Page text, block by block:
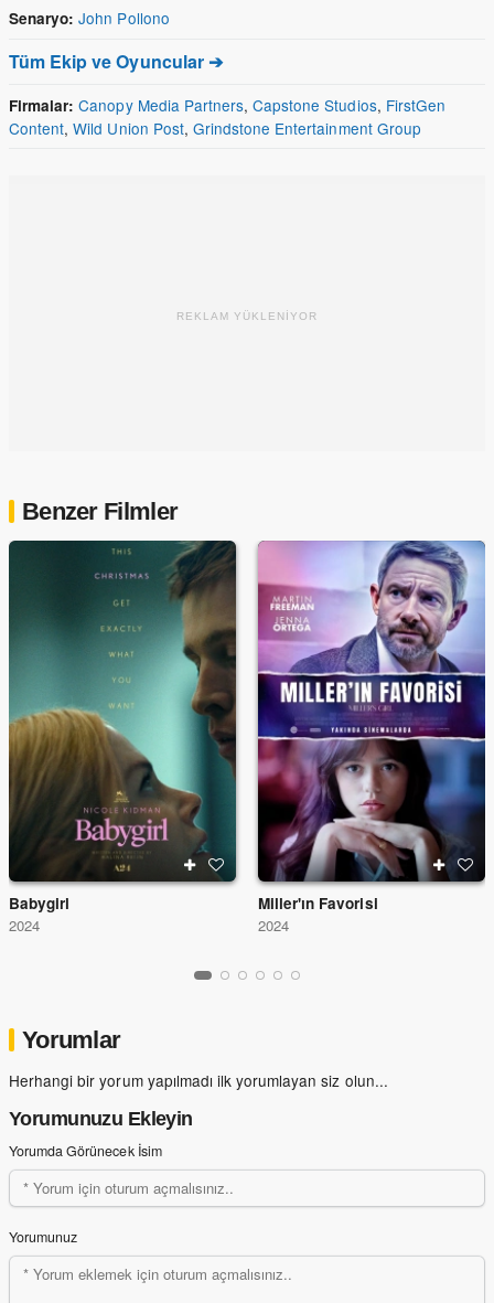
Senaryo: John Pollono
Tüm Ekip ve Oyuncular ➔
Firmalar: Canopy Media Partners,Capstone Studios, FirstGen
Content,Wild Union Post, Grindstone Entertainment Group
REKLAM YÜKLENİYOR
Benzer Filmler
Babygirl
2024
Miller'ın Favorisi
2024
Yorumlar
Herhangi bir yorum yapılmadı ilk yorumlayan siz olun...
Yorumunuzu Ekleyin
Yorumda Görünecek İsim
Yorumunuz